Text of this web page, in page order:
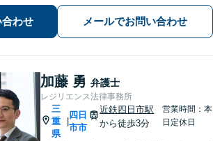
相続／刑事事件など、幅広く対応【地
域に根ざした弁護士】お気軽にお問い
合わせください。
わせ メールでお問い合わせ
加藤 勇 弁護士
レジリエンス法律事務所
三
重
県
四日
市市
近鉄四日市駅
から徒歩3分
営業時間：本
日定休日